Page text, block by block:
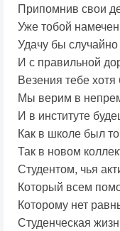
Припомнив свои
Уже тобой
Удачу бы случайно
И с правильной
Везения тебе хотя
Мы верим в
И в институте
Как в школе был
Так в новом
Студентом, чья
Который всем
Которому нет
Студенческая